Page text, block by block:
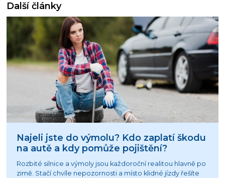
Další články
Najeli jste do výmolu? Kdo zaplatí škodu
na autě a kdy pomůže pojištění?
Rozbité silnice a výmoly jsou každoroční realitou hlavně po
zimě. Stačí chvíle nepozornosti a místo klidné jízdy řešíte